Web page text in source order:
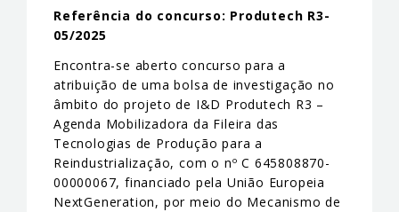
Referência do concurso: Produtech R3-
05/2025
Encontra-se aberto concurso para a
atribuição de uma bolsa de investigação no
âmbito do projeto de I&D Produtech R3 –
Agenda Mobilizadora da Fileira das
Tecnologias de Produção para a
Reindustrialização, com o nº C 645808870-
00000067, financiado pela União Europeia
NextGeneration, por meio do Mecanismo de